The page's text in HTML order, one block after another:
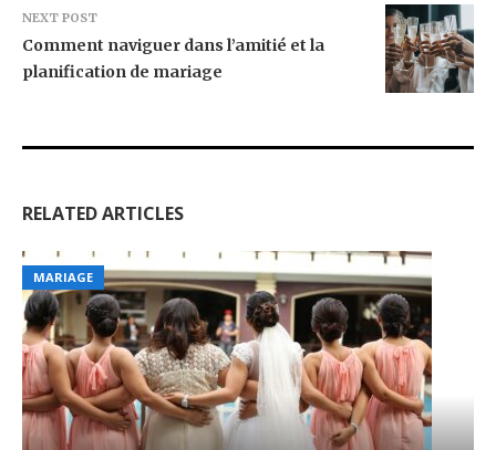
NEXT POST
Comment naviguer dans l’amitié et la
planification de mariage
RELATED ARTICLES
MARIAGE